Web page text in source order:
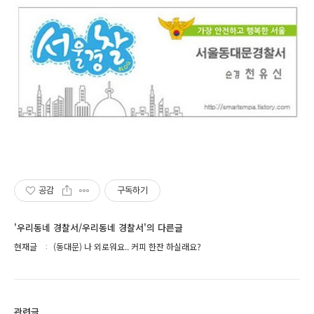
공감 구독하기
'우리동네 경찰서/우리동네 경찰서'의 다른글
현재글 (동대문) 나 외로워요.. 커피 한잔 하실래요?